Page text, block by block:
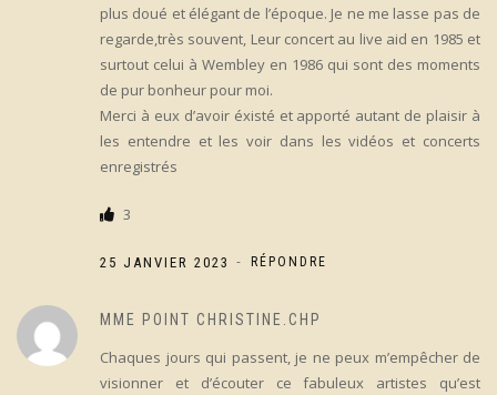
plus doué et élégant de l’époque. Je ne me lasse pas de
regarde,très souvent, Leur concert au live aid en 1985 et
surtout celui à Wembley en 1986 qui sont des moments
de pur bonheur pour moi.
Merci à eux d’avoir éxisté et apporté autant de plaisir à
les entendre et les voir dans les vidéos et concerts
enregistrés
3
25 JANVIER 2023 - RÉPONDRE
MME POINT CHRISTINE.CHP
Chaques jours qui passent, je ne peux m’empêcher de
visionner et d’écouter ce fabuleux artistes qu’est